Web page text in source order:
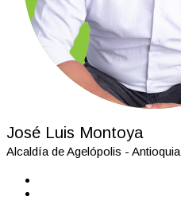
José Luis Montoya
Alcaldía de Agelópolis - Antioquia